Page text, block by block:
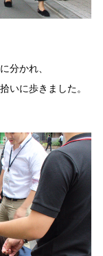
分かれ、
いに歩きました。